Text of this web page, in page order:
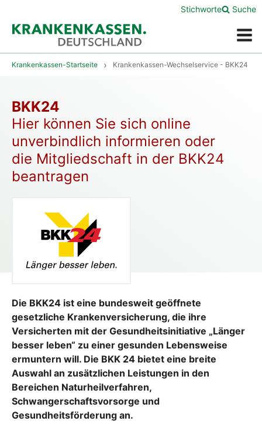
Menü
Stichworte Suche
Krankenkassen-Startseite Krankenkassen-Wechselservice - BKK24
BKK24
Hier können Sie sich online
unverbindlich informieren oder
die Mitgliedschaft in der BKK24
beantragen
Die BKK24 ist eine bundesweit geöffnete
gesetzliche Krankenversicherung, die ihre
Versicherten mit der Gesundheitsinitiative „Länger
besser leben“ zu einer gesunden Lebensweise
ermuntern will. Die BKK 24 bietet eine breite
Auswahl an zusätzlichen Leistungen in den
Bereichen Naturheilverfahren,
Schwangerschaftsvorsorge und
Gesundheitsförderung an.